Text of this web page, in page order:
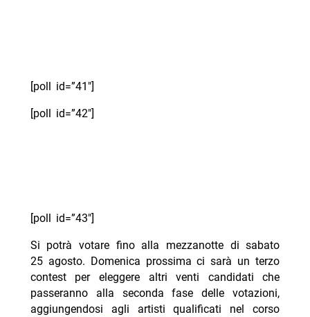
[poll id=”41″]
[poll id=”42″]
[poll id=”43″]
Si potrà votare fino alla mezzanotte di sabato
25 agosto. Domenica prossima ci sarà un terzo
contest per eleggere altri venti candidati che
passeranno alla seconda fase delle votazioni,
aggiungendosi agli artisti qualificati nel corso